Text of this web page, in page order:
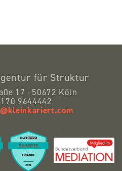
für Struktur
17 · 50672 Köln
9644442